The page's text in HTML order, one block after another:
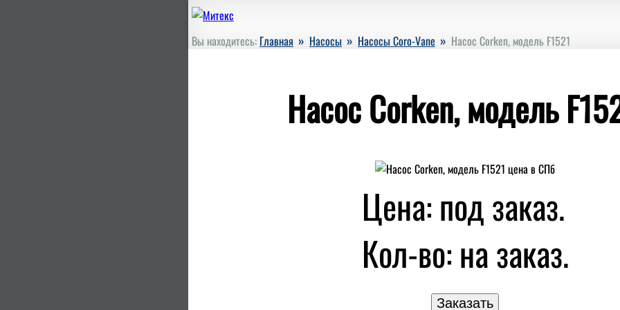
Вы находитесь: Главная » Насосы » Насосы Coro-Vane » Насос Corken, модель F1521
Насос Corken, модель
Цена: под заказ.
Кол-во:на заказ.